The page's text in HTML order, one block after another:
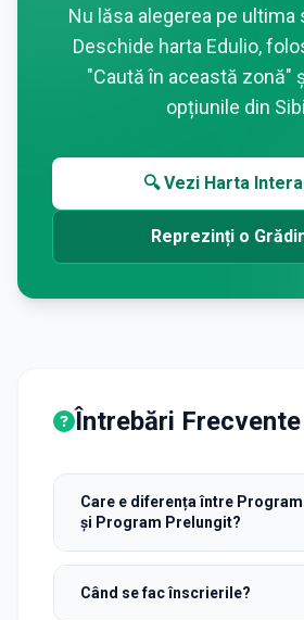
Nu lăsa alegerea pe ultima
Deschide harta Edulio,
"Caută în această zonă"
opțiunile din
🔍 Vezi Harta
Reprezinți o
Întrebări Frecvente
Care e diferența între Program
și Program Prelungit?
Când se fac înscrierile?